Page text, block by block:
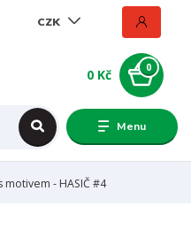
Menu
CZK
0
0 Kč
motivem - HASIČ #4